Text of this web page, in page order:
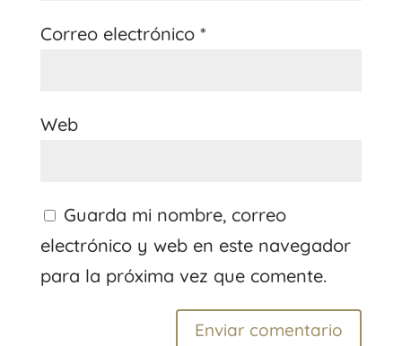
Correo electrónico *
Web
Guarda mi nombre, correo
electrónico y web en este navegador
para la próxima vez que comente.